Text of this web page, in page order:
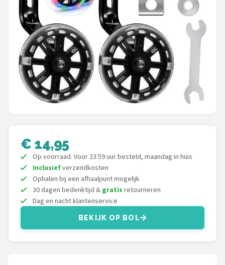
POPULAIRE MERKEN
Basil
Volare
ABUS
BBB Cycling
Schwalbe
Voltano
Shimano
€ 14,95
Op voorraad. Voor 23:59 uur besteld, maandag in huis
Inclusiefverzendkosten
Ophalen bij een afhaalpunt mogelijk
30 dagen bedenktijd & gratis retourneren
Dag en nacht klantenservice
BEKIJK OP BOL